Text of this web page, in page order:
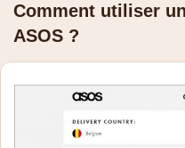
Comment utiliser
ASOS ?